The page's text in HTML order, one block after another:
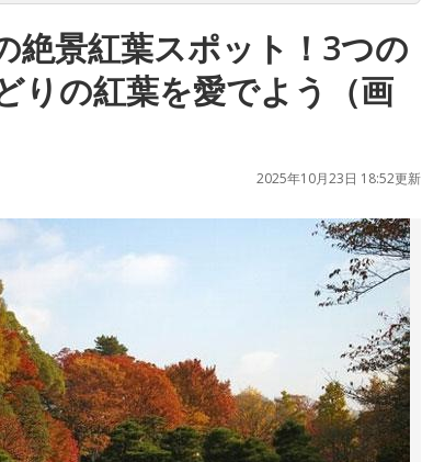
絶景紅葉スポット！3つの
りの紅葉を愛でよう（画
2025年10月23日 18:52更新